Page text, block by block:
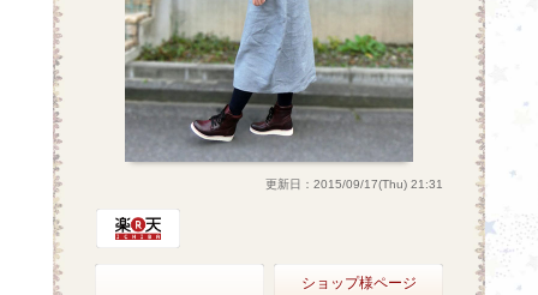
更新日：2015/09/17(Thu) 21:31
ショップ様ページ